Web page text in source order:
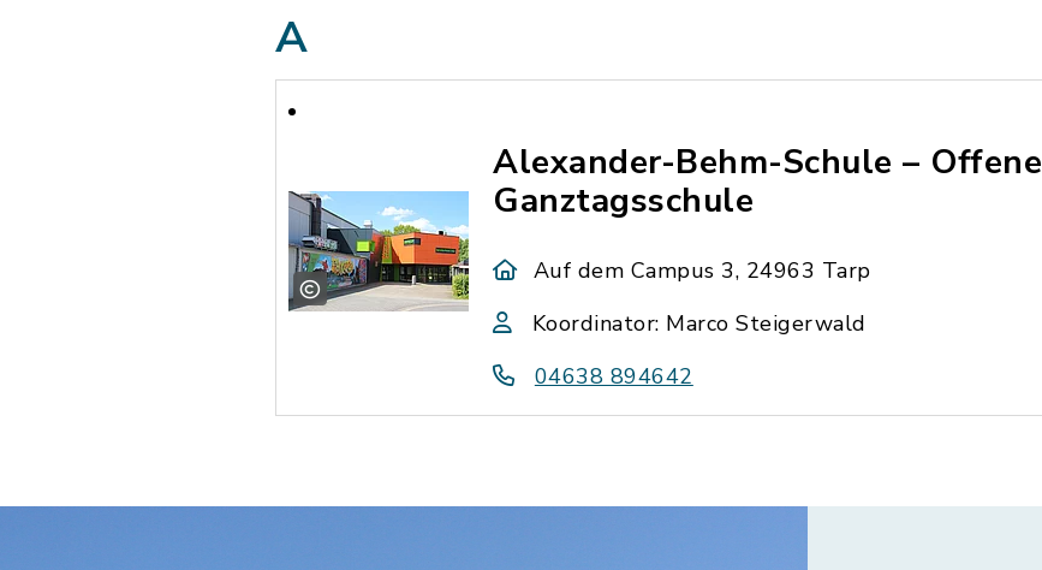
A
Alexander-Behm-Schule – Offene
Ganztagsschule
Auf dem Campus 3, 24963 Tarp
Koordinator: Marco Steigerwald
04638 894642